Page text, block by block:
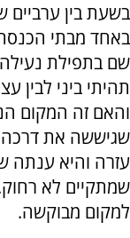
בשעת בין ערביים
באחד מבתי הכנסת
שם בתפילת
תהיתי ביני לבין
והאם זה המקום
שגיששה את
עזרה והיא ענתה
שמתקיים לא
למקום מבוקשה.